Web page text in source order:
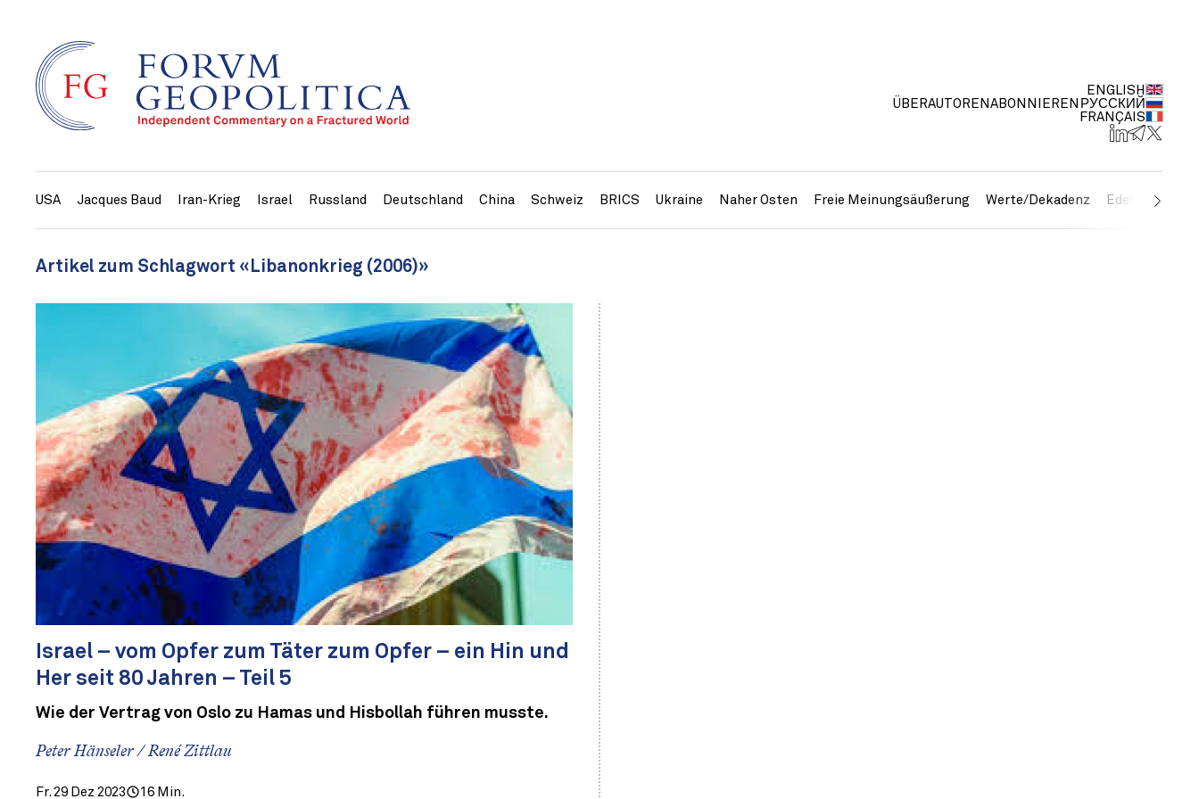
ÜBERAUTOREN ABONNIEREN
ENGLISH
РУССКИЙ
FRANÇAIS
USA Jacques Baud Iran-Krieg Israel Russland Deutschland China Schweiz BRICS Ukraine Naher Osten Freie Meinungsäußerung Werte/Dekadenz Edelmetalle
Artikel zum Schlagwort «Libanonkrieg (2006)»
Israel – vom Opfer zum Täter zum Opfer – ein Hin und
Her seit 80 Jahren – Teil 5
Wie der Vertrag von Oslo zu Hamas und Hisbollah führen musste.
Peter Hänseler / René Zittlau
Fr. 29 Dez 2023 16 Min.